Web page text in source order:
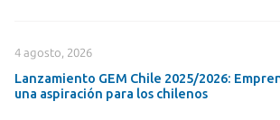
4 agosto, 2026
Lanzamiento GEM Chile 2025/2026:
una aspiración para los chilenos